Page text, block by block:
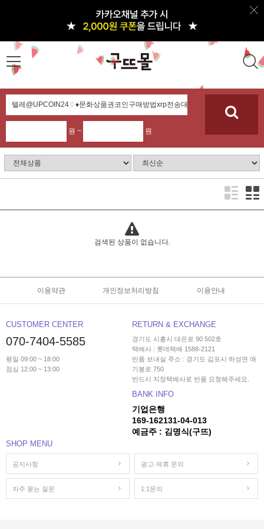
원 ~ 원
검색된 상품이 없습니다.
이용약관 개인정보처리방침 이용안내
CUSTOMER CENTER
070-7404-5585
평일 09:00 ~ 18:00
점심 12:00 ~ 13:00
RETURN & EXCHANGE
경기도 시흥시 대은로 90 502호
택배사 : 롯데택배 1588-2121
반품 보내실 주소 : 경기도 김포시 하성면 애
기봉로 750
반드시 지정택배사로 반품 요청해주세요.
BANK INFO
기업은행
169-162131-04-013
예금주 : 김명식(구뜨)
SHOP MENU
공지사항 광고·제휴 문의
자주 묻는 질문 1:1문의